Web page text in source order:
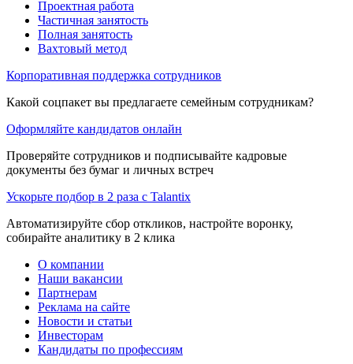
Проектная работа
Частичная занятость
Полная занятость
Вахтовый метод
Корпоративная поддержка сотрудников
Какой соцпакет вы предлагаете семейным сотрудникам?
Оформляйте кандидатов онлайн
Проверяйте сотрудников и подписывайте кадровые
документы без бумаг и личных встреч
Ускорьте подбор в 2 раза с Talantix
Автоматизируйте сбор откликов, настройте воронку,
собирайте аналитику в 2 клика
О компании
Наши вакансии
Партнерам
Реклама на сайте
Новости и статьи
Инвесторам
Кандидаты по профессиям